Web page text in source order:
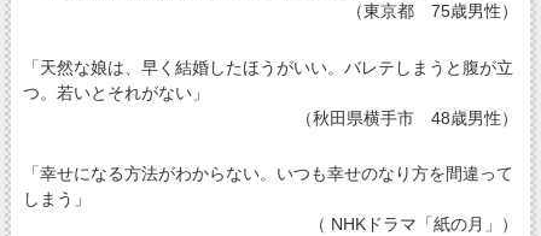
（東京都 75歳男性）
「天然な娘は、早く結婚したほうがいい。バレテしまうと腹が立
つ。若いとそれがない」
（秋田県横手市 48歳男性）
「幸せになる方法がわからない。いつも幸せのなり方を間違って
しまう」
（ NHKドラマ「紙の月」）